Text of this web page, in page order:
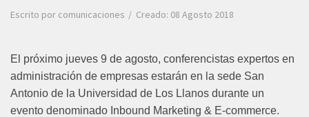
Escrito por comunicaciones Creado: 08 Agosto 2018
El próximo jueves 9 de agosto, conferencistas expertos en
administración de empresas estarán en la sede San
Antonio de la Universidad de Los Llanos durante un
evento denominado Inbound Marketing & E-commerce.